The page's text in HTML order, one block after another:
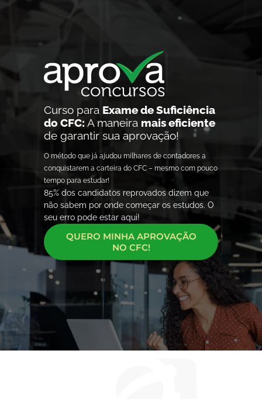
Curso para Exame de Suficiência
do CFC: A maneira mais eficiente
de garantir sua aprovação!
O método que já ajudou milhares de contadores a
conquistarem a carteira do CFC – mesmo com pouco
tempo para estudar!
85% dos candidatos reprovados dizem que
não sabem por onde começar os estudos. O
seu erro pode estar aqui!
QUERO MINHA APROVAÇÃO
NO CFC!